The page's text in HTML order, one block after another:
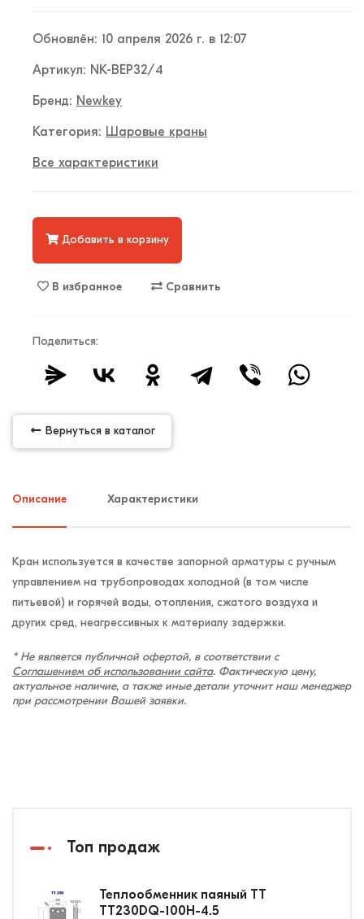
Обновлён: 10 апреля 2026 г. в 12:07
Артикул: NK-BEP32/4
Бренд: Newkey
Категория: Шаровые краны
Все характеристики
Добавить в корзину
В избранное Сравнить
Поделиться:
Вернуться в каталог
Описание Характеристики
Кран используется в качестве запорной арматуры с ручным
управлением на трубопроводах холодной (в том числе
питьевой) и горячей воды, отопления, сжатого воздуха и
других сред, неагрессивных к материалу задержки.
* Не является публичной офертой, в соответствии с
Соглашением об использовании сайта. Фактическую цену,
актуальное наличие, а также иные детали уточнит наш менеджер
при рассмотрении Вашей заявки.
Топ продаж
Теплообменник паяный ТТ
ТТ230DQ-100Н-4.5